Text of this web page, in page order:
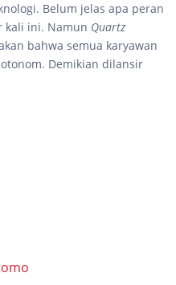
Belum jelas apa peran
kali ini. Namun Quartz
bahwa semua karyawan
Demikian dilansir